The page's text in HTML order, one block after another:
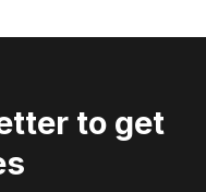
to get